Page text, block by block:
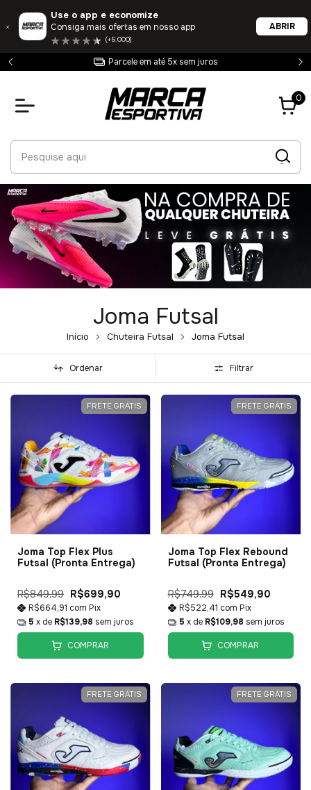
Use o app e economize
Consiga mais ofertas em nosso app
(+5.000)
ABRIR
Entrega 100% garantida
0
Joma Futsal
Início Chuteira Futsal Joma Futsal
Ordenar Filtrar
FRETE GRÁTIS
Joma Top Flex Plus
Futsal (Pronta Entrega)
R$849,99 R$699,90
R$664,91 com Pix
5 x de R$139,98 sem juros
COMPRAR
FRETE GRÁTIS
Joma Top Flex Rebound
Futsal (Pronta Entrega)
R$749,99 R$549,90
R$522,41 com Pix
5 x de R$109,98 sem juros
COMPRAR
FRETE GRÁTIS FRETE GRÁTIS